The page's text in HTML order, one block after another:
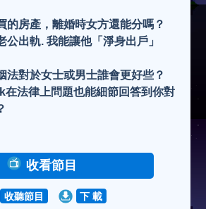
的房產，離婚時女方還能分嗎？
公出軌. 我能讓他「淨身出戶」
法對於女士或男士誰會更好些？
在法律上問題也能細節回答到你對
收看節目
收聽節目 下 載